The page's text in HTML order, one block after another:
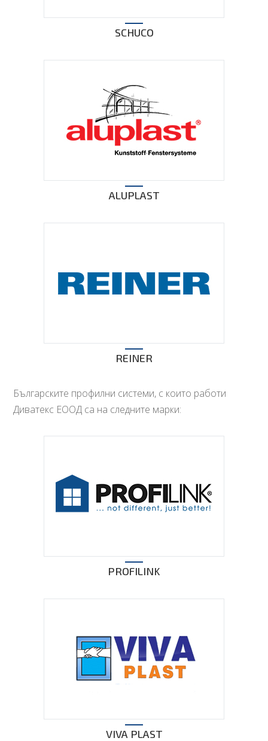
SCHUCO
ALUPLAST
REINER
Българските профилни системи, с които работи
Диватекс ЕООД са на следните марки:
PROFILINK
VIVA PLAST